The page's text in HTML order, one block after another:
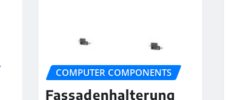
COMPUTER COMPONENTS
Fassadenhalterung